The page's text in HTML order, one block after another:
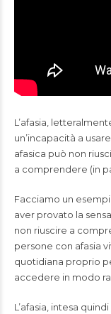
L’afasia,
un’incapacità a
afasica può non
a comprendere (in
Facciamo un
aver provato la
non riuscire a
persone con afasia
quotidiana proprio
accedere in modo
L’afasia, intesa